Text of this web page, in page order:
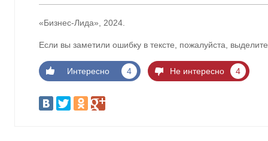
«Бизнес-Лида», 2024.
Если вы заметили ошибку в тексте, пожалуйста,
Интересно 4 Не интересно 4